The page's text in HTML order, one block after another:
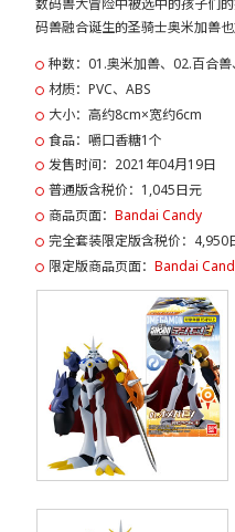
码兽融合诞生的圣骑士奥米加兽也
种数：01.奥米加兽、02.百合
材质：PVC、ABS
大小：高约8cm×宽约6cm
食品：嚼口香糖1个
发售时间：2021年04月19日
普通版含税价：1,045日元
商品页面： Bandai Candy
完全套装限定版含税价：4,950
限定版商品页面： Bandai